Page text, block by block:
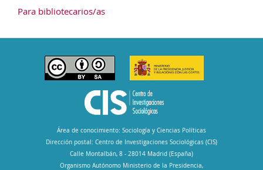
Para bibliotecarios/as
Área de conocimiento: Sociología y Ciencias Políticas
Dirección postal: Centro de Investigaciones Sociológicas (CIS)
Calle Montalbán, 8 - 28014 Madrid (España)
Organismo Autónomo Ministerio de la Presidencia,